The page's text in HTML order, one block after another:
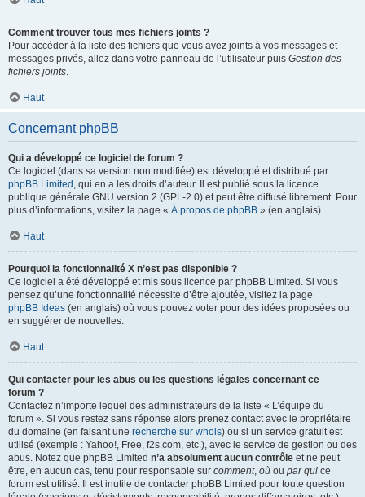
Comment trouver tous mes fichiers joints ?
Pour accéder à la liste des fichiers que vous avez joints à vos messages et
messages privés, allez dans votre panneau de l’utilisateur puis Gestion des
fichiers joints.
Haut
Concernant phpBB
Qui a développé ce logiciel de forum ?
Ce logiciel (dans sa version non modifiée) est développé et distribué par
phpBB Limited , qui en a les droits d’auteur. Il est publié sous la licence
publique générale GNU version 2 (GPL-2.0) et peut être diffusé librement. Pour
plus d’informations, visitez la page « À propos de phpBB » (en anglais).
Haut
Pourquoi la fonctionnalité X n’est pas disponible ?
Ce logiciel a été développé et mis sous licence par phpBB Limited. Si vous
pensez qu’une fonctionnalité nécessite d’être ajoutée, visitez la page
phpBB Ideas (en anglais) où vous pouvez voter pour des idées proposées ou
en suggérer de nouvelles.
Haut
Qui contacter pour les abus ou les questions légales concernant ce
forum ?
Contactez n’importe lequel des administrateurs de la liste « L’équipe du
forum ». Si vous restez sans réponse alors prenez contact avec le propriétaire
du domaine (en faisant une recherche sur whois) ou si un service gratuit est
utilisé (exemple : Yahoo!, Free, f2s.com, etc.), avec le service de gestion ou des
abus. Notez que phpBB Limited n’a absolument aucun contrôle et ne peut
être, en aucun cas, tenu pour responsable sur comment, où ou par qui ce
forum est utilisé. Il est inutile de contacter phpBB Limited pour toute question